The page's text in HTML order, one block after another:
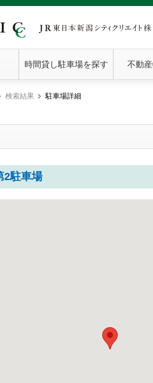
時間貸し駐車場を探す 不動
検索結果 駐車場詳細
2駐車場